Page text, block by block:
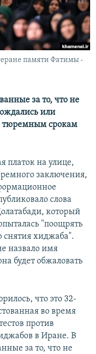
памяти Фатимы -
за то, что не
или
тюремным срокам
платок на улице,
заключения,
слова
который
"поощрять
снятия хиджаба".
назвало имя
будет обжаловать
что это 32-
во время
против
в Иране. В
за то, что не